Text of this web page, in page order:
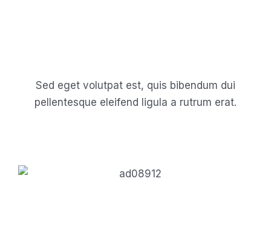
Sed eget volutpat est, quis bibendum dui
pellentesque eleifend ligula a rutrum erat.